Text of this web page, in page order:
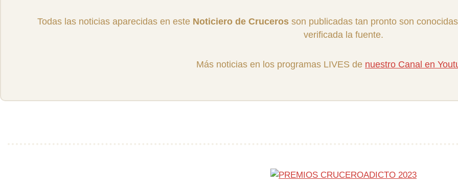
Todas las noticias aparecidas en este Noticiero de Crucerosson publicadas tan pronto son
verificada la fuente.
Más noticias en los programas LIVES de nuestro Canal en